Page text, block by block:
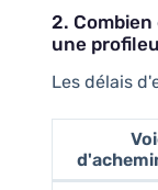
2.
une
Les délais